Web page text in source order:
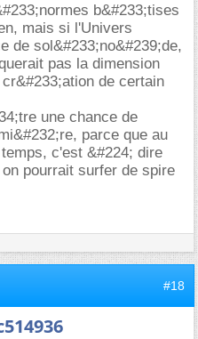
b&#233;tises
mais si l'Univers
de sol&#233;no&#239;de,
pas la dimension
de certain
une chance de
parce que au
c'est &#224; dire
pourrait surfer de spire
#18